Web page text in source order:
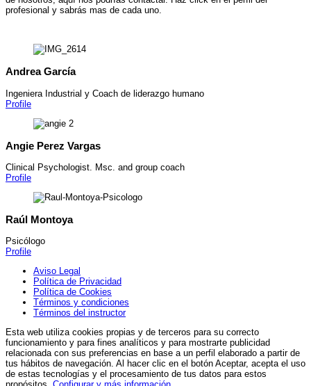
profesional y sabrás mas de cada uno.
AndreaGarcía
Ingeniera Industrial y Coach de liderazgo humano
Profile
Angie Perez Vargas
Clinical Psychologist. Msc. and group coach
Profile
Raúl Montoya
Psicólogo
Profile
Aviso Legal
Política de Privacidad
Política de Cookies
Términos y condiciones
Términos del instructor
Esta web utiliza cookies propias y de terceros para su correcto
funcionamiento y para fines analíticos y para mostrarte publicidad
relacionada con sus preferencias en base a un perfil elaborado a partir de
tus hábitos de navegación. Al hacer clic en el botón Aceptar, acepta el uso
de estas tecnologías y el procesamiento de tus datos para estos